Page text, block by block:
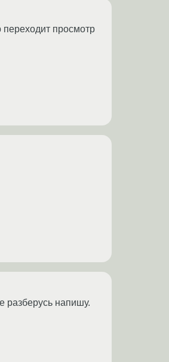
переходит просмотр
разберусь напишу.